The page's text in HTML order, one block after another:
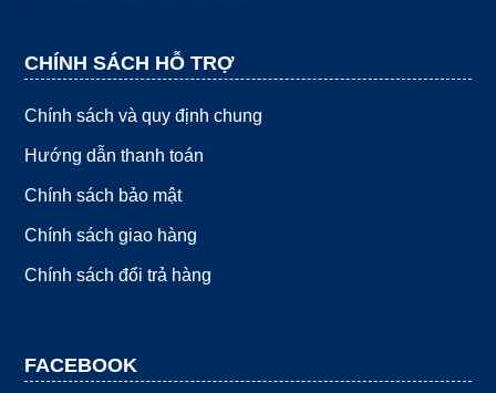
CHÍNH SÁCH HỖ TRỢ
Chính sách và quy định chung
Hướng dẫn thanh toán
Chính sách bảo mật
Chính sách giao hàng
Chính sách đổi trả hàng
FACEBOOK